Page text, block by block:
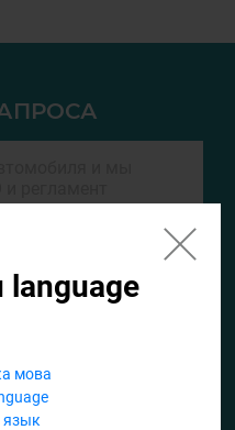
language
мова
язык
найдем список для ТО